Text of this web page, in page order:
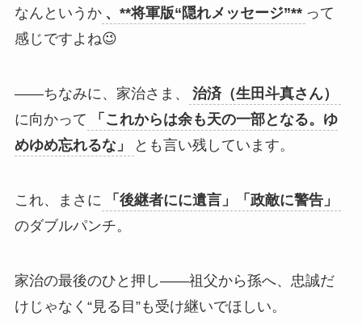
なんというか 、**将軍版“隠れメッセージ”** って
感じですよね😉
――ちなみに、家治さま、
治済（生田斗真さん）
に向かって
「これからは余も天の一部となる。ゆ
めゆめ忘れるな」
とも言い残しています。
これ、まさに
「後継者にに遺言」「政敵に警告」
のダブルパンチ。
家治の最後のひと押し――祖父から孫へ、忠誠だ
けじゃなく“見る目”も受け継いでほしい。